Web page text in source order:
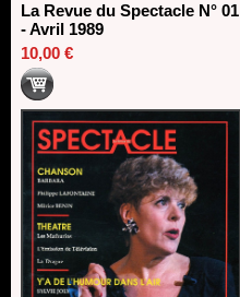
La Revue du Spectacle N° 01
- Avril 1989
10,00 €